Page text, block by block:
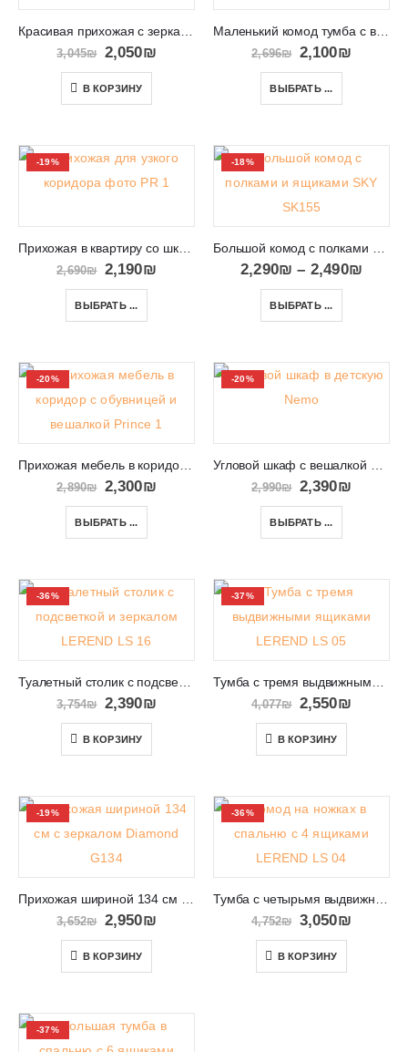
Красивая прихожая с зеркалом и вешалкой STELLA
3,045₪ 2,050₪
В КОРЗИНУ
Маленький комод тумба с выдвижными ящиками KRIS-VERO 02
2,696₪ 2,100₪
ВЫБРАТЬ ...
-19%
Прихожая в квартиру со шкафом, обувницей и зеркалом PR 1
2,690₪ 2,190₪
ВЫБРАТЬ ...
-18%
Большой комод с полками и ящиками SKY SK155
2,290₪ – 2,490₪
ВЫБРАТЬ ...
-20%
Прихожая мебель в коридор с обувницей и вешалкой Prince 1
2,890₪ 2,300₪
ВЫБРАТЬ ...
-20%
Угловой шкаф с вешалкой и полками Nemo
2,990₪ 2,390₪
ВЫБРАТЬ ...
-36%
Туалетный столик с подсветкой и зеркалом LEREND LS 16
3,754₪ 2,390₪
В КОРЗИНУ
-37%
Тумба с тремя выдвижными ящиками LEREND LS 05
4,077₪ 2,550₪
В КОРЗИНУ
-19%
Прихожая шириной 134 см с зеркалом Diamond G134
3,652₪ 2,950₪
В КОРЗИНУ
-36%
Тумба с четырьмя выдвижными ящиками LEREND LS 04
4,752₪ 3,050₪
В КОРЗИНУ
-37%